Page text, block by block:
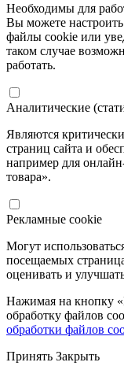
Необходимы для
Вы можете
файлы cookie или
таком случае
работать.
Аналитические
Являются
страниц сайта и
например для
товара».
Рекламные cookie
Могут
посещаемых
оценивать и
Нажимая на кнопку
обработку файлов
обработки файлов
Принять Закрыть